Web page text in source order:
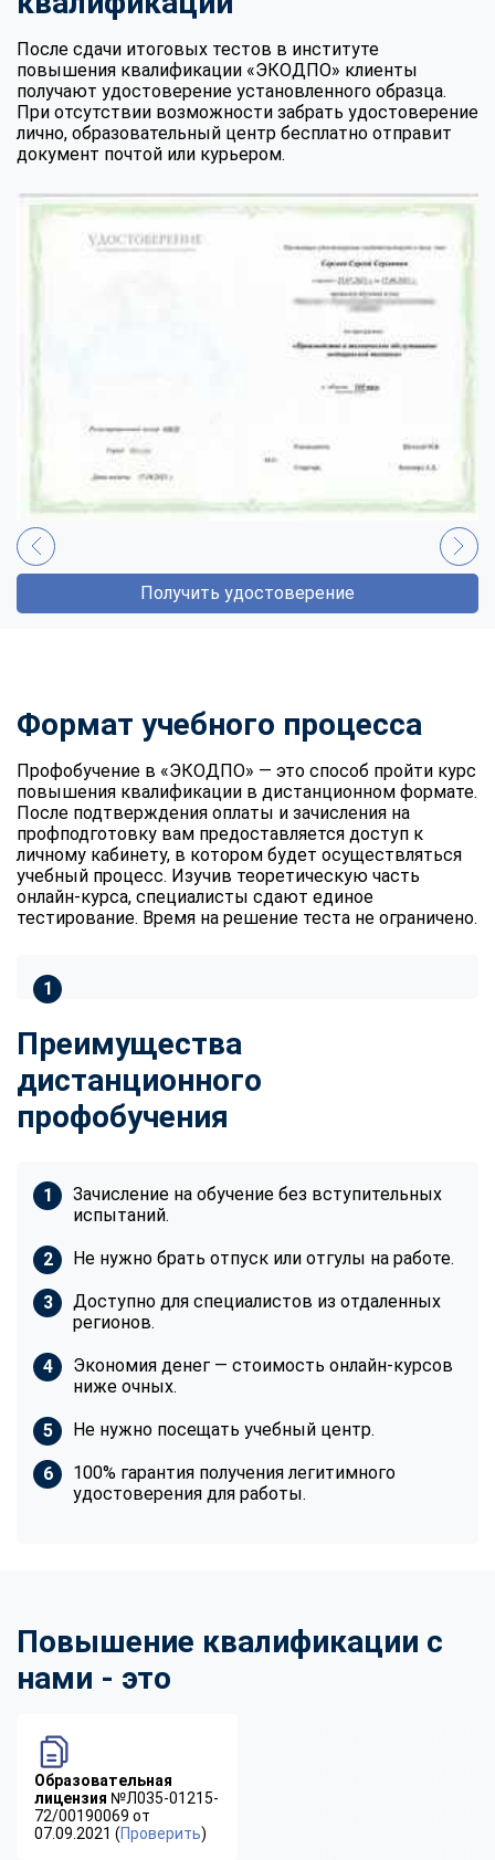
После сдачи итоговых тестов в институте
повышения квалификации «ЭКОДПО» клиенты
получают удостоверение установленного образца.
При отсутствии возможности забрать удостоверение
лично, образовательный центр бесплатно отправит
документ почтой или курьером.
Получить удостоверение
Формат учебного процесса
Профобучение в «ЭКОДПО» — это способ пройти курс
повышения квалификации в дистанционном формате.
После подтверждения оплаты и зачисления на
профподготовку вам предоставляется доступ к
личному кабинету, в котором будет осуществляться
учебный процесс. Изучив теоретическую часть
онлайн-курса, специалисты сдают единое
тестирование. Время на решение теста не ограничено.
Преимущества
дистанционного
профобучения
Зачисление на обучение без вступительных
испытаний.
Не нужно брать отпуск или отгулы на работе.
Доступно для специалистов из отдаленных
регионов.
Экономия денег — стоимость онлайн-курсов
ниже очных.
Не нужно посещать учебный центр.
100% гарантия получения легитимного
удостоверения для работы.
Повышение квалификации с
нами - это
Образовательная
лицензия №Л035-01215-
72/00190069 от
07.09.2021 (Проверить)